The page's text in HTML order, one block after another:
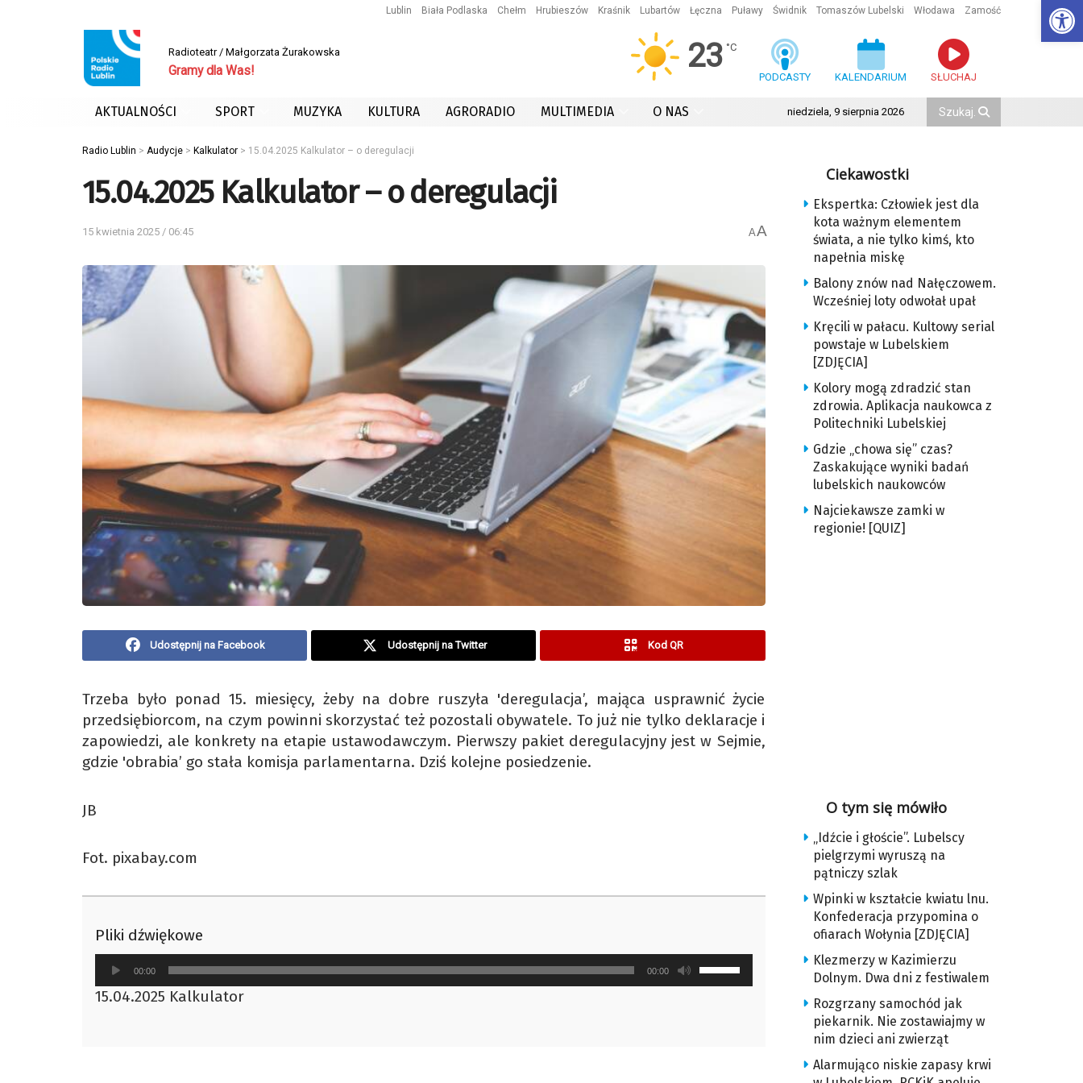
Lublin Biała Podlaska Chełm Hrubieszów Kraśnik Lubartów Łęczna Puławy Świdnik Tomaszów Lubelski Włodawa Zamość
Radioteatr / Małgorzata Żurakowska
Gramy dla Was! 23 °C
PODCASTY KALENDARIUM SŁUCHAJ
AKTUALNOŚCI SPORT MUZYKA KULTURA AGRORADIO MULTIMEDIA O NAS niedziela, 9 sierpnia 2026
Radio Lublin > Audycje > Kalkulator > 15.04.2025 Kalkulator – o deregulacji
15.04.2025 Kalkulator – o deregulacji
15 kwietnia 2025 / 06:45 AA
Udostępnij na Facebook Udostępnij na Twitter Kod QR
Trzeba było ponad 15. miesięcy, żeby na dobre ruszyła 'deregulacja’, mająca usprawnić życie
przedsiębiorcom, na czym powinni skorzystać też pozostali obywatele. To już nie tylko deklaracje i
zapowiedzi, ale konkrety na etapie ustawodawczym. Pierwszy pakiet deregulacyjny jest w Sejmie,
gdzie 'obrabia’ go stała komisja parlamentarna. Dziś kolejne posiedzenie.
JB
Fot. pixabay.com
Pliki dźwiękowe
Odtwarzacz
plików
dźwiękowych
00:00 00:00
strzałek
15.04.2025 Kalkulator
Ciekawostki
Ekspertka: Człowiek jest dla
kota ważnym elementem
świata, a nie tylko kimś, kto
napełnia miskę
Balony znów nad Nałęczowem.
Wcześniej loty odwołał upał
Kręcili w pałacu. Kultowy serial
powstaje w Lubelskiem
[ZDJĘCIA]
Kolory mogą zdradzić stan
zdrowia. Aplikacja naukowca z
Politechniki Lubelskiej
Gdzie „chowa się” czas?
Zaskakujące wyniki badań
lubelskich naukowców
Najciekawsze zamki w
regionie! [QUIZ]
O tym się mówiło
„Idźcie i głoście”. Lubelscy
pielgrzymi wyruszą na
pątniczy szlak
Wpinki w kształcie kwiatu lnu.
Konfederacja przypomina o
ofiarach Wołynia [ZDJĘCIA]
Klezmerzy w Kazimierzu
Dolnym. Dwa dni z festiwalem
Rozgrzany samochód jak
piekarnik. Nie zostawiajmy w
nim dzieci ani zwierząt
Alarmująco niskie zapasy krwi